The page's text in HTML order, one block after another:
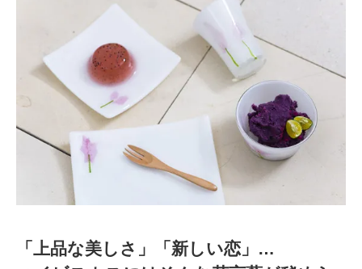
「上品な美しさ」「新しい恋」…